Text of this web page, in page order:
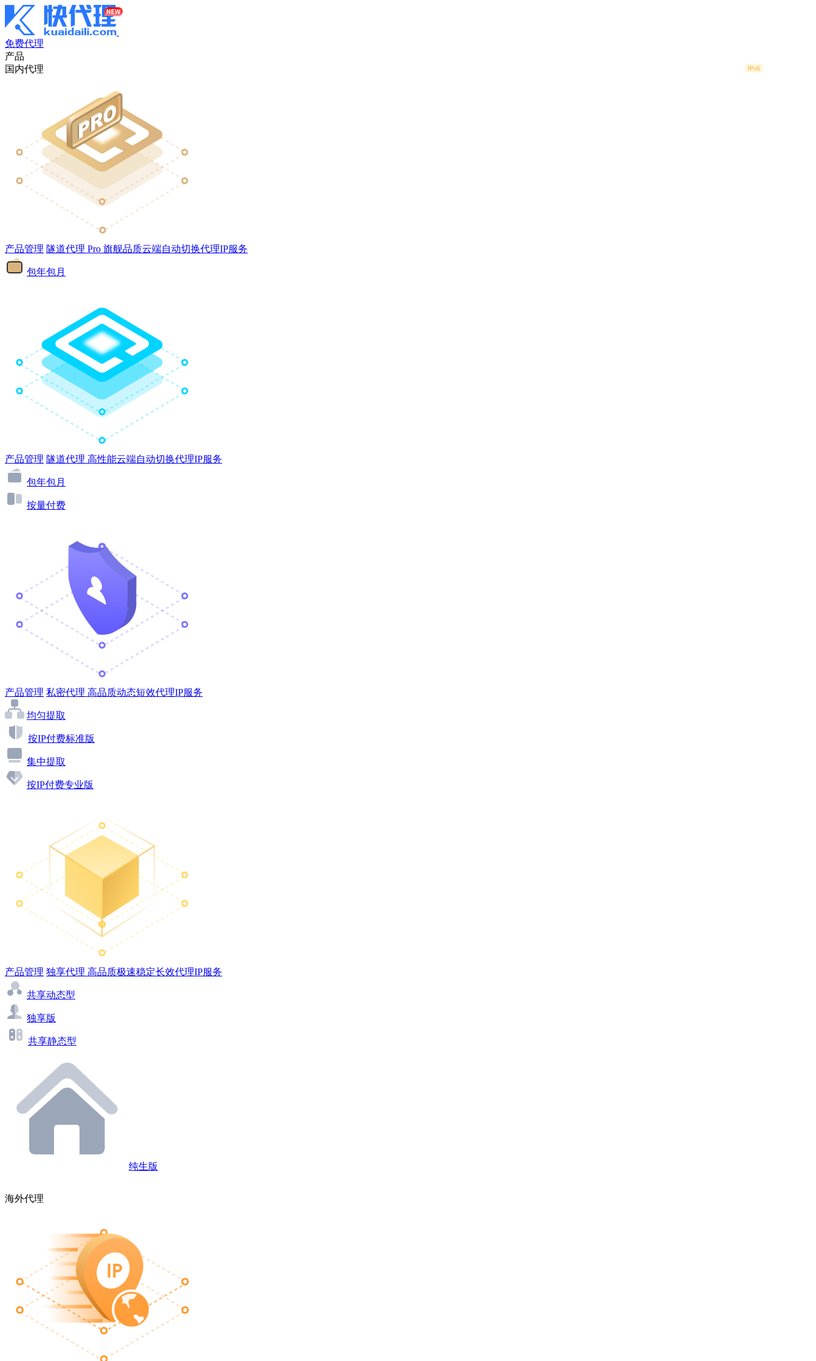
免费代理
产品
国内代理
产品管理 隧道代理 Pro 旗舰品质云端自动切换代理IP服务
包年包月
产品管理 隧道代理 高性能云端自动切换代理IP服务
包年包月
按量付费
产品管理 私密代理 高品质动态短效代理IP服务
均匀提取
按IP付费标准版
集中提取
按IP付费专业版
产品管理 独享代理 高品质极速稳定长效代理IP服务
共享动态型
独享版
共享静态型
纯生版
海外代理